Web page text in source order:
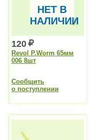
НЕТ В
НАЛИЧИИ
120
Revol P.Worm 65мм
006 8шт
Сообщить
о поступлении